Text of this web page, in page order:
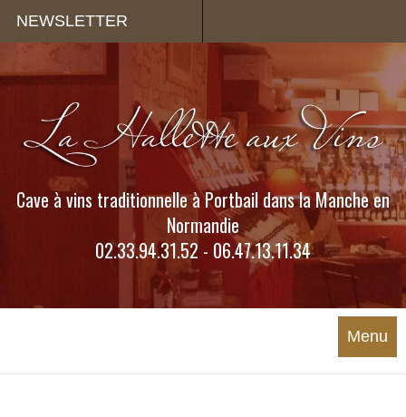
NEWSLETTER
Cave à vins traditionnelle à Portbail dans la Manche en
Normandie
02.33.94.31.52 - 06.47.13.11.34
Menu
Panneau de gestion des cookies